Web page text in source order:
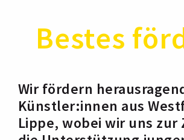
Bestes
Wir fördern
Künstler:innen aus
Lippe, wobei wir uns zur